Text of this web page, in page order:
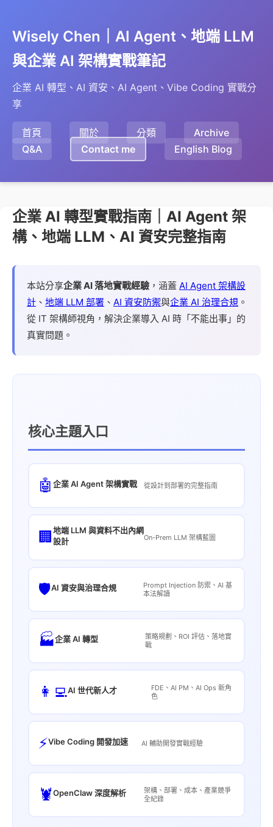
Wisely Chen｜AI Agent、地端 LLM
與企業 AI 架構實戰筆記
企業 AI 轉型、AI 資安、AI Agent、Vibe Coding 實戰分
享
首頁 關於 分類
Archive
Q&A
Contact me English Blog
企業 AI 轉型實戰指南｜AI Agent 架
構、地端 LLM、AI 資安完整指南
本站分享企業 AI 落地實戰經驗 ，涵蓋 AI Agent 架構設
計 、 地端 LLM 部署 、 AI 資安防禦與企業 AI 治理合規 。
從 IT 架構師視角，解決企業導入 AI 時「不能出事」的
真實問題。
核心主題入口
🤖 企業 AI Agent 架構實戰 從設計到部署的完整指南
🏢 地端 LLM 與資料不出內網
設計
On-Prem LLM 架構藍圖
🛡️AI 資安與治理合規
Prompt Injection 防禦、AI 基
本法解讀
🏭企業 AI 轉型
策略規劃、ROI 評估、落地實
戰
👩‍💻AI 世代新人才
FDE、AI PM、AI Ops 新角
色
⚡Vibe Coding 開發加速 AI 輔助開發實戰經驗
🦞OpenClaw 深度解析
架構、部署、成本、產業競爭
全紀錄